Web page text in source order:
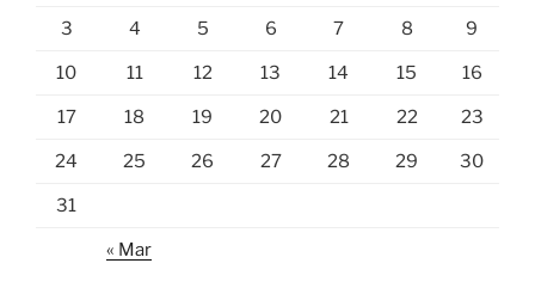
3 4 5 6 7 8 9
10 11 12 13 14 15 16
17 18 19 20 21 22 23
24 25 26 27 28 29 30
31
« Mar